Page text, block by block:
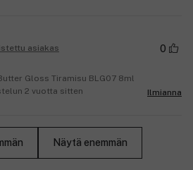
asiakas 0
Gloss Tiramisu BLG07 8ml
2 vuotta sitten
Ilmianna
Näytä enemmän